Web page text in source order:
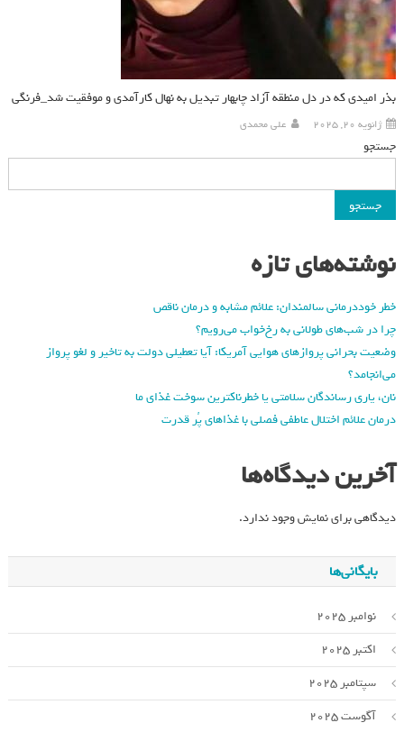
بذر امیدی که در دل منطقه آزاد چابهار تبدیل به نهال کارآمدی و موفقیت شد_فرنگی
ژانویه 20, 2025 علی محمدی
جستجو
جستجو
نوشته‌های تازه
خطر خوددرمانی سالمندان: علائم مشابه و درمان ناقص
چرا در شب‌های طولانی به رخ‌خواب می‌رویم؟
وضعیت بحرانی پروازهای هوایی آمریکا: آیا تعطیلی دولت به تاخیر و لغو پرواز
می‌انجامد؟
نان، یاری رساندگان سلامتی یا خطرناکترین سوخت غذای ما
درمان علائم اختلال عاطفی فصلی با غذاهای پُر قدرت
آخرین دیدگاه‌ها
دیدگاهی برای نمایش وجود ندارد.
بایگانی‌ها
نوامبر 2025
اکتبر 2025
سپتامبر 2025
آگوست 2025